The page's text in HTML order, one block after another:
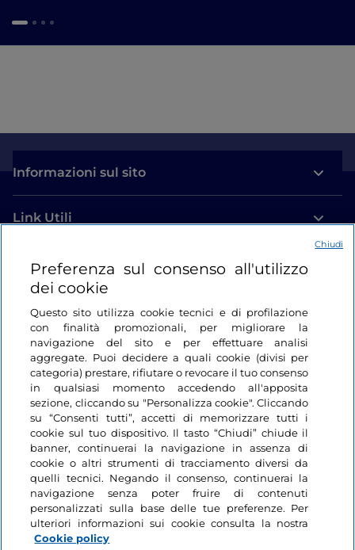
Informazioni sul sito
Link Utili
Login
Restiamo in contatto
Preferenza sul consenso all'utilizzo
dei cookie
Questo sito utilizza cookie tecnici e di profilazione
con finalità promozionali, per migliorare la
navigazione del sito e per effettuare analisi
aggregate. Puoi decidere a quali cookie (divisi per
categoria) prestare, rifiutare o revocare il tuo consenso
in qualsiasi momento accedendo all'apposita
sezione, cliccando su "Personalizza cookie". Cliccando
su “Consenti tutti”, accetti di memorizzare tutti i
cookie sul tuo dispositivo. Il tasto “Chiudi” chiude il
banner, continuerai la navigazione in assenza di
cookie o altri strumenti di tracciamento diversi da
quelli tecnici. Negando il consenso, continuerai la
navigazione senza poter fruire di contenuti
personalizzati sulla base delle tue preferenze. Per
ulteriori informazioni sui cookie consulta la nostra
Cookie policy
Chiudi